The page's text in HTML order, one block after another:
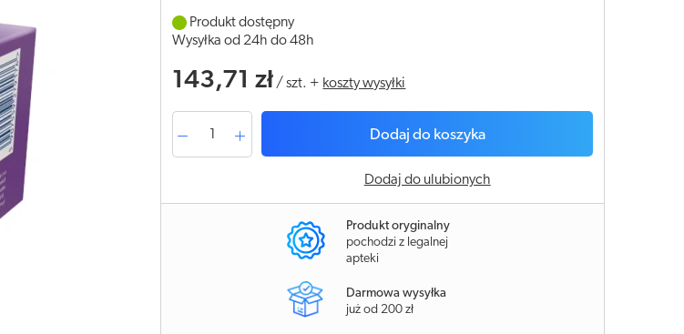
Produkt dostępny
Wysyłka od 24h do 48h
143,71 zł /szt. + koszty wysyłki
Dodaj do koszyka
Dodaj do ulubionych
Produkt oryginalny
pochodzi z legalnej
apteki
Darmowa wysyłka
już od 200 zł